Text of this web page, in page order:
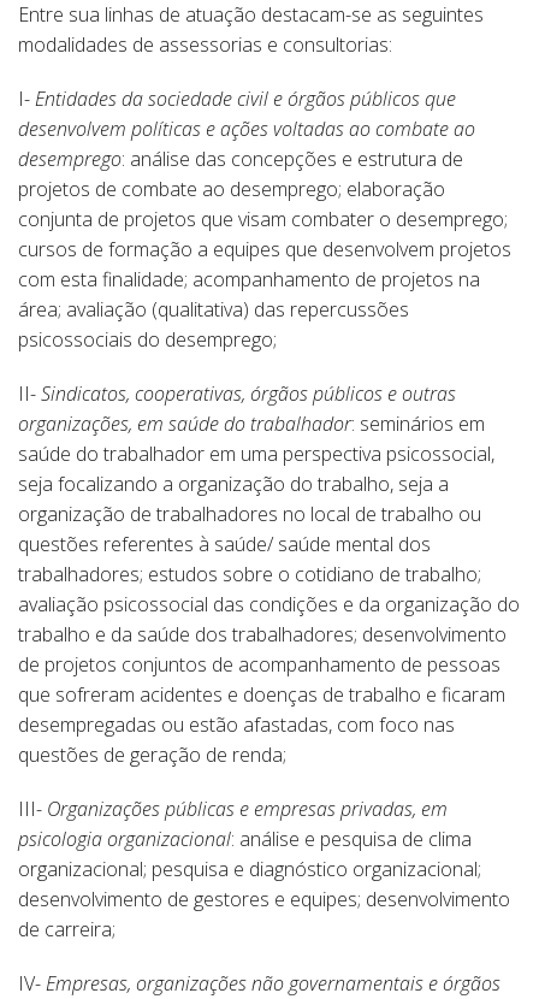
Entre sua linhas de atuação destacam-se as seguintes
modalidades de assessorias e consultorias:
I-Entidades da sociedade civil e órgãos públicosque
desenvolvem políticas e ações voltadas ao combate ao
desemprego: análise das concepções e estrutura de
projetos de combate ao desemprego; elaboração
conjunta de projetos que visam combater o desemprego;
cursos de formação a equipes que desenvolvem projetos
com esta finalidade; acompanhamento de projetos na
área; avaliação (qualitativa) das repercussões
psicossociais do desemprego;
II-Sindicatos, cooperativas, órgãos públicos e outras
organizações, em saúde do trabalhador: seminários em
saúde do trabalhador em uma perspectiva psicossocial,
seja focalizando a organização do trabalho, seja a
organização de trabalhadores no local de trabalho ou
questões referentes à saúde/ saúde mental dos
trabalhadores; estudos sobre o cotidiano de trabalho;
avaliação psicossocial das condições e da organização do
trabalho e da saúde dos trabalhadores; desenvolvimento
de projetos conjuntos de acompanhamento de pessoas
que sofreram acidentes e doenças de trabalho e ficaram
desempregadas ou estão afastadas, com foco nas
questões de geração de renda;
III- Organizações públicas e empresas privadas, em
psicologia organizacional: análise e pesquisa de clima
organizacional; pesquisa e diagnóstico organizacional;
desenvolvimento de gestores e equipes; desenvolvimento
de carreira;
IV-Empresas, organizações não governamentais e órgãos